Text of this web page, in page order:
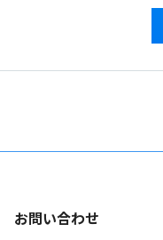
お問い合わせ